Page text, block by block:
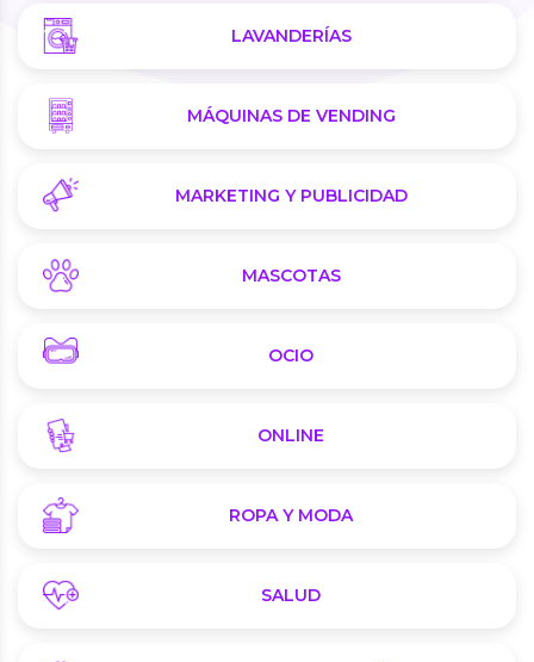
LAVANDERÍAS
MÁQUINAS DE VENDING
MARKETING Y PUBLICIDAD
MASCOTAS
OCIO
ONLINE
ROPA Y MODA
SALUD